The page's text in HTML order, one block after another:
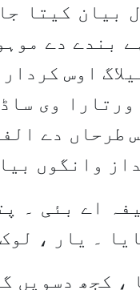
بیان کیتا
بندے دے
اوس
ورتارا وی
طرحاں دے
وانگوں
اے بئی ۔
۔ یار ،
، کجھ دسویں